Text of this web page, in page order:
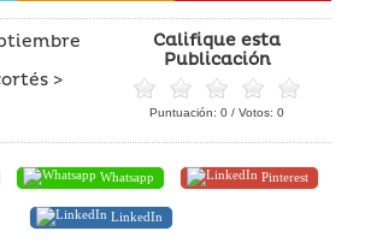
>
Califique esta
Publicación
Puntuación: 0 / Votos: 0
Whatsapp Pinterest
LinkedIn